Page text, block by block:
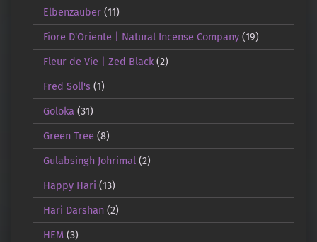
Elbenzauber(11)
Fiore D'Oriente | Natural Incense Company(19)
Fleur de Vie | Zed Black(2)
Fred Soll's(1)
Goloka (31)
Green Tree (8)
Gulabsingh Johrimal(2)
Happy Hari (13)
Hari Darshan(2)
HEM(3)